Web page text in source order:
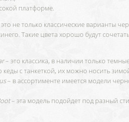
платформе.
не только классические варианты
Такие цвета хорошо будут
– это классика, в наличии только
кеды с танкеткой, их можно носить
– в ассортименте имеется модели
– эта модель подойдет под разный